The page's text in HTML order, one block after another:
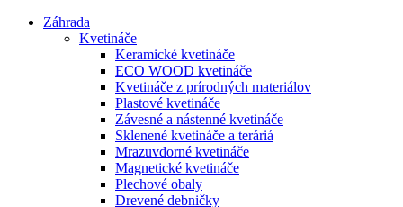
Záhrada
Kvetináče
Keramické kvetináče
ECO WOOD kvetináče
Kvetináče z prírodných materiálov
Plastové kvetináče
Závesné a nástenné kvetináče
Sklenené kvetináče a teráriá
Mrazuvdorné kvetináče
Magnetické kvetináče
Plechové obaly
Drevené debničky